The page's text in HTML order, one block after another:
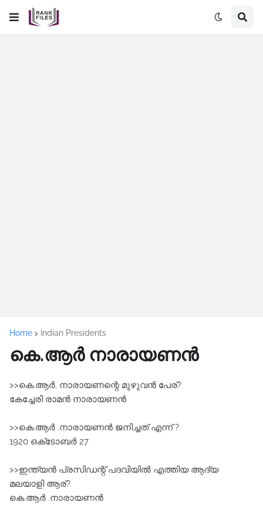
Home Indian Presidents
കെ.ആർ നാരായണൻ
>>കെ.ആർ. നാരായണന്റെ മുഴുവൻ പേര്?
കേച്ചേരി രാമൻ നാരായണൻ
>>കെ.ആർ .നാരായണൻ ജനിച്ചത് എന്ന് ?
1920 ഒക്‌ടോബർ 27
>>ഇന്ത്യൻ പ്രസിഡന്റ് പദവിയിൽ എത്തിയ ആദ്യ
മലയാളി ആര്?
കെ.ആർ .നാരായണൻ